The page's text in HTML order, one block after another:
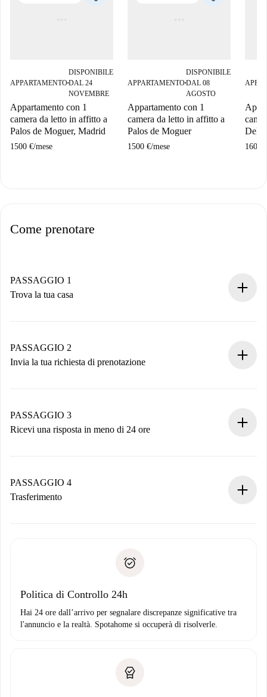
APPARTAMENTO■
DISPONIBILE
DAL 24
NOVEMBRE
Appartamento con 1
camera da letto in affitto a
Palos de Moguer, Madrid
1500 €/mese
APPARTAMENTO■
DISPONIBILE
DAL 08
AGOSTO
Appartamento con 1
camera da letto in affitto a
Palos de Moguer
1500 €/mese 1600
Come prenotare
PASSAGGIO 1
Trova la tua casa
Hai tutte le informazioni necessarie in anticipo.
PASSAGGIO 2
Invia la tua richiesta di prenotazione
non accetta.
PASSAGGIO 3
Ricevi una risposta in meno di 24 ore
contatto con il proprietario.
Se rifiutata: non ti addebiteremo nulla e ti proporremo
Domiciliazione del pagamento
PASSAGGIO 4
Trasferimento
solo se non segnali problemi.
Politica di Controllo 24h
Hai 24 ore dall’arrivo per segnalare discrepanze significative tra
l'annuncio e la realtà. Spotahome si occuperà di risolverle.